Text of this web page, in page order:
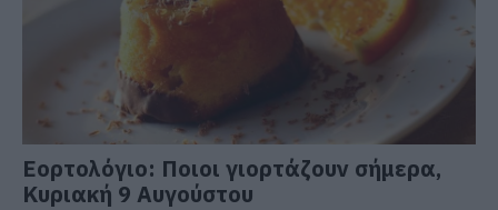
Εορτολόγιο: Ποιοι γιορτάζουν σήμερα,
Κυριακή 9 Αυγούστου